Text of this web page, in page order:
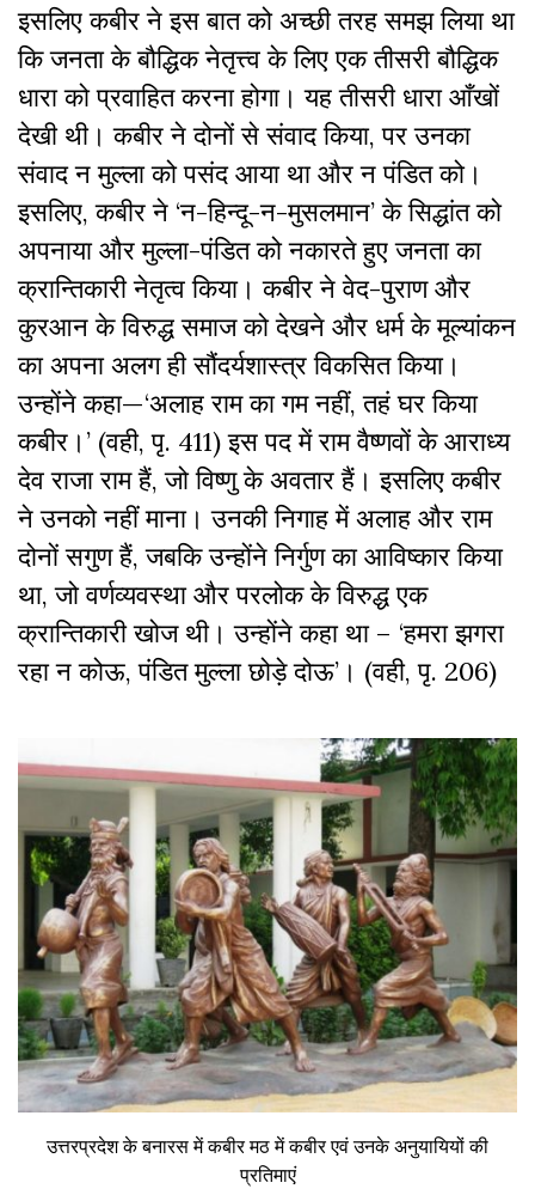
इसलिए कबीर ने इस बात को अच्छी तरह समझ लिया था
कि जनता के बौद्धिक नेतृत्त्व के लिए एक तीसरी बौद्धिक
धारा को प्रवाहित करना होगा। यह तीसरी धारा आँखों
देखी थी। कबीर ने दोनों से संवाद किया, पर उनका
संवाद न मुल्ला को पसंद आया था और न पंडित को।
इसलिए, कबीर ने ‘न-हिन्दू-न-मुसलमान’ के सिद्धांत को
अपनाया और मुल्ला-पंडित को नकारते हुए जनता का
क्रान्तिकारी नेतृत्व किया। कबीर ने वेद-पुराण और
कुरआन के विरुद्ध समाज को देखने और धर्म के मूल्यांकन
का अपना अलग ही सौंदर्यशास्त्र विकसित किया।
उन्होंने कहा—‘अलाह राम का गम नहीं, तहं घर किया
कबीर।’ (वही, पृ. 411) इस पद में राम वैष्णवों के आराध्य
देव राजा राम हैं, जो विष्णु के अवतार हैं। इसलिए कबीर
ने उनको नहीं माना। उनकी निगाह में अलाह और राम
दोनों सगुण हैं, जबकि उन्होंने निर्गुण का आविष्कार किया
था, जो वर्णव्यवस्था और परलोक के विरुद्ध एक
क्रान्तिकारी खोज थी। उन्होंने कहा था – ‘हमरा झगरा
रहा न कोऊ, पंडित मुल्ला छोड़े दोऊ’। (वही, पृ. 206)
उत्तरप्रदेश के बनारस में कबीर मठ में कबीर एवं उनके अनुयायियों की
प्रतिमाएं